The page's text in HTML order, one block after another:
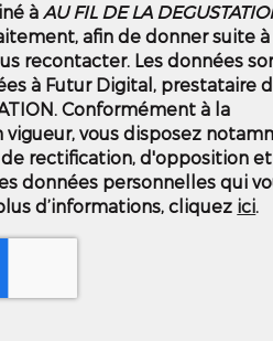
à AU FIL DE LA
afin de donner suite
recontacter. Les données
à Futur Digital, prestataire
Conformément à la
vous disposez
rectification, d'opposition et
données personnelles qui
d’informations, cliquez ici.